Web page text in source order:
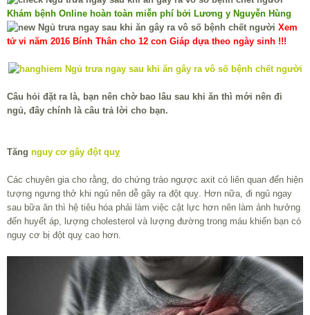
Khám bệnh Online hoàn toàn miễn phí bởi Lương y Nguyễn Hùng
Xem
tử vi năm 2016 Bính Thân cho 12 con Giáp dựa theo ngày sinh !!!
Câu hỏi đặt ra là, bạn nên chờ bao lâu sau khi ăn thì mới nên đi
ngủ, đây chính là câu trả lời cho bạn.
Tăng nguy cơ gây đột quỵ
Các chuyên gia cho rằng, do chứng trào ngược axit có liên quan đến hiện
tượng ngưng thở khi ngủ nên dễ gây ra đột quỵ. Hơn nữa, đi ngủ ngay
sau bữa ăn thì hệ tiêu hóa phải làm việc cật lực hơn nên làm ảnh hưởng
đến huyết áp, lượng cholesterol và lượng đường trong máu khiến bạn có
nguy cơ bị đột quỵ cao hơn.